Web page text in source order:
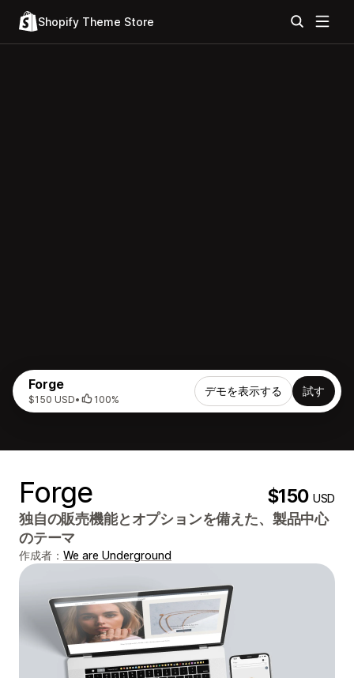
Shopify Theme Store
Forge
$150 USD• 100%
デモを表示する 試す
Forge $150USD
独自の販売機能とオプションを備えた、製品中心
のテーマ
作成者： We are Underground